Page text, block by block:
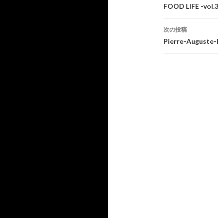
投
稿
ナ
FOOD LIFE -
次の投稿
Pierre-Auguste-